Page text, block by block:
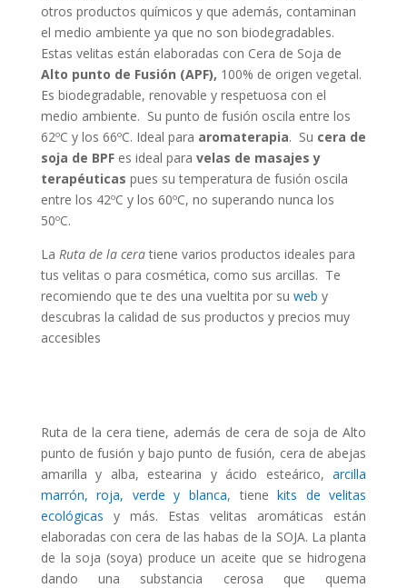
otros productos químicos y que además, contaminan
el medio ambiente ya que no son biodegradables.
Estas velitas están elaboradas con Cera de Soja de
Alto punto de Fusión (APF), 100% de origen vegetal.
Es biodegradable, renovable y respetuosa con el
medio ambiente. Su punto de fusión oscila entre los
62ºC y los 66ºC. Ideal para aromaterapia. Su cera de
soja de BPFes ideal para velas de masajes y
terapéuticas pues su temperatura de fusión oscila
entre los 42ºC y los 60ºC, no superando nunca los
50ºC.
La Ruta de la ceratiene varios productos ideales para
tus velitas o para cosmética, como sus arcillas. Te
recomiendo que te des una vueltita por su web y
descubras la calidad de sus productos y precios muy
accesibles
Ruta de la cera tiene, además de cera de soja de Alto
punto de fusión y bajo punto de fusión, cera de abejas
amarilla y alba, estearina y ácido esteárico, arcilla
marrón, roja, verde y blanca, tiene kits de velitas
ecológicas
y más. Estas velitas aromáticas están
elaboradas con cera de las habas de la SOJA. La planta
de la soja (soya) produce un aceite que se hidrogena
dando una substancia cerosa que quema